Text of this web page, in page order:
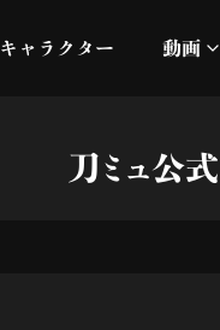
キャラクター 動画
オ
刀ミュ公